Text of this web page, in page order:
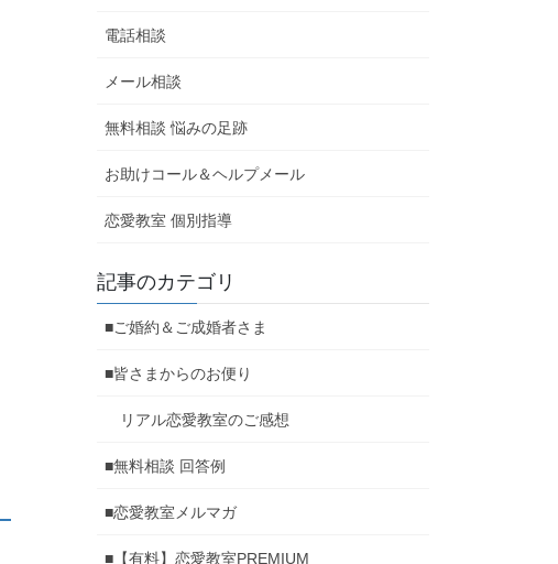
電話相談
メール相談
無料相談 悩みの足跡
お助けコール＆ヘルプメール
恋愛教室 個別指導
記事のカテゴリ
■ご婚約＆ご成婚者さま
■皆さまからのお便り
リアル恋愛教室のご感想
■無料相談 回答例
■恋愛教室メルマガ
■【有料】恋愛教室PREMIUM